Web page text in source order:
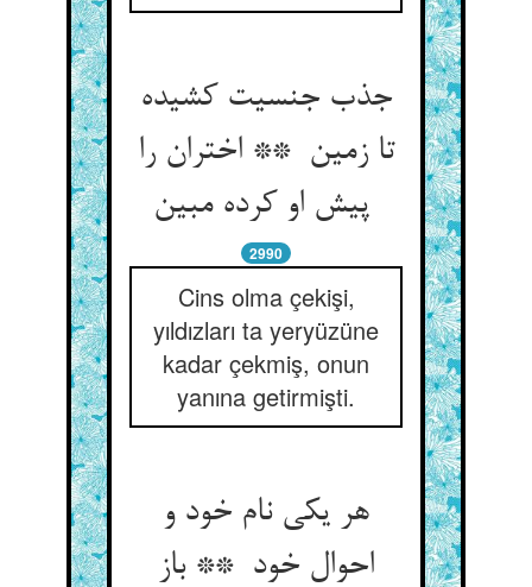
جذب جنسیت کشیده
تا زمین ** اختران را
2990
Cins olma çekişi,
yıldızları ta yeryüzüne
kadar çekmiş, onun
yanına getirmişti.
هر یکی نام خود و
احوال خود ** باز